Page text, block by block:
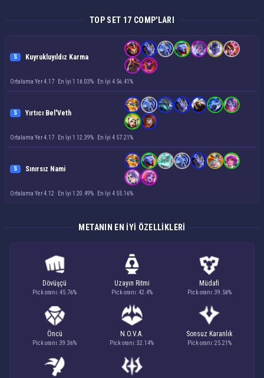
TOP SET 17 COMP'LARI
S Kuyrukluyıldız Karma
Ortalama Yer 4.17 · En İyi 1 18.03% · En İyi 4 56.41%
S Yırtıcı Bel'Veth
Ortalama Yer 4.17 · En İyi 1 12.39% · En İyi 4 57.21%
S Sınırsız Nami
Ortalama Yer 4.12 · En İyi 1 20.49% · En İyi 4 55.16%
METANIN EN IYI ÖZELLIKLERI
Dövüşçü
Pick oranı: 45.76%
Uzayın Ritmi
Pick oranı: 42.4%
Müdafi
Pick oranı: 39.58%
Öncü
Pick oranı: 39.36%
N.O.V.A.
Pick oranı: 32.14%
Sonsuz Karanlık
Pick oranı: 25.21%